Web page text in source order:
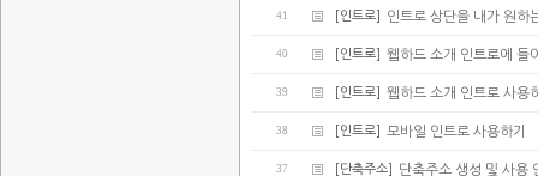
41 [인트로] 인트로 상단을 내가 원하
40 [인트로] 웹하드 소개 인트로에
39 [인트로] 웹하드 소개 인트로 사용
38 [인트로] 모바일 인트로 사용하기
37 [단축주소] 단축주소 생성 및 사용